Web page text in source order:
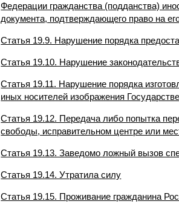
Федерации гражданства (подданства)
документа, подтверждающего право на
Статья 19.9. Нарушение порядка
Статья 19.10. Нарушение
Статья 19.11. Нарушение порядка
иных носителей изображения
Статья 19.12. Передача либо попытка
свободы, исправительном центре или
Статья 19.13. Заведомо ложный вызов
Статья 19.14. Утратила силу
Статья 19.15. Проживание гражданина